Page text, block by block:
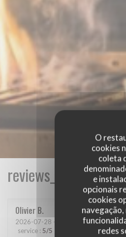
O
cookies
coleta
e
opcionais
cookies
redes
Olivier B
2026-07-28 - 19:30 - guests 2
service : 5/5 menu: 5